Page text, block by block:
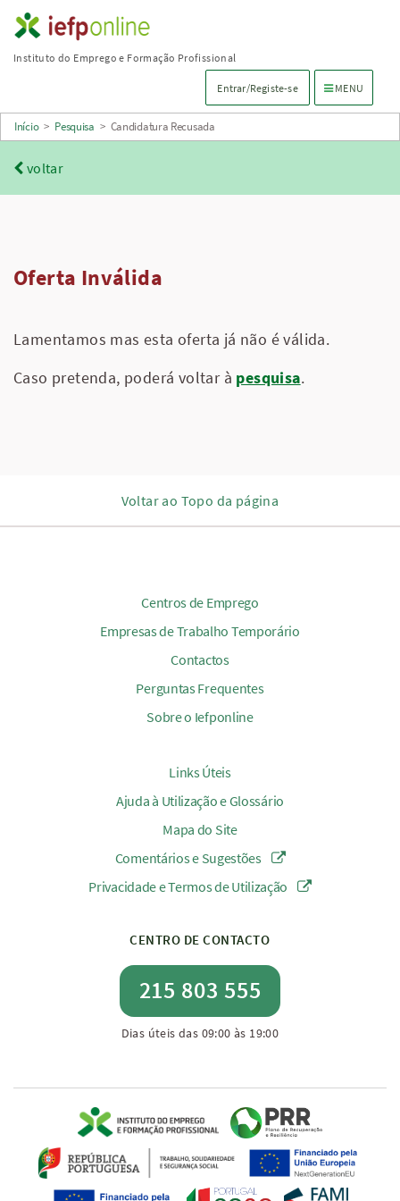
Saltar
para
principal
Instituto do Emprego e Formação Profissional
Entrar/Registe-se Menu de
MENU
Início > Pesquisa > Candidatura Recusada
voltar
Oferta Inválida
Lamentamos mas esta oferta já não é válida.
Caso pretenda, poderá voltar à pesquisa.
Voltar ao Topo da página
Centros de Emprego
Empresas de Trabalho Temporário
Contactos
Perguntas Frequentes
Sobre o Iefponline
Links Úteis
Ajuda à Utilização e Glossário
Mapa do Site
Comentários e Sugestões
Privacidade e Termos de Utilização
CENTRO DE CONTACTO
215 803 555
Dias úteis das 09:00 às 19:00